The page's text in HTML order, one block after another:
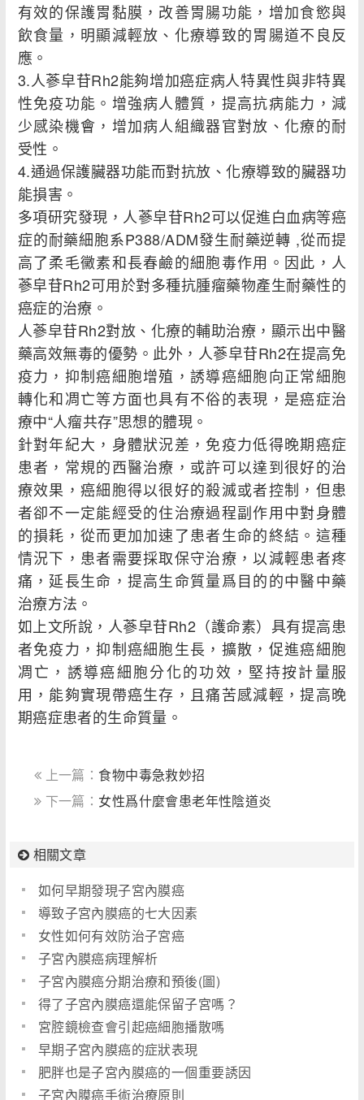
有效的保護胃黏膜，改善胃腸功能，增加食慾與
飲食量，明顯減輕放、化療導致的胃腸道不良反
應。
3.人蔘皁苷Rh2能夠增加癌症病人特異性與非特異
性免疫功能。增強病人體質，提高抗病能力，減
少感染機會，增加病人組織器官對放、化療的耐
受性。
4.通過保護臟器功能而對抗放、化療導致的臟器功
能損害。
多項研究發現，人蔘皁苷Rh2可以促進白血病等癌
症的耐藥細胞系P388/ADM發生耐藥逆轉 ,從而提
高了柔毛黴素和長春鹼的細胞毒作用。因此，人
蔘皁苷Rh2可用於對多種抗腫瘤藥物產生耐藥性的
癌症的治療。
人蔘皁苷Rh2對放、化療的輔助治療，顯示出中醫
藥高效無毒的優勢。此外，人蔘皁苷Rh2在提高免
疫力，抑制癌細胞增殖，誘導癌細胞向正常細胞
轉化和凋亡等方面也具有不俗的表現，是癌症治
療中“人瘤共存”思想的體現。
針對年紀大，身體狀況差，免疫力低得晚期癌症
患者，常規的西醫治療，或許可以達到很好的治
療效果，癌細胞得以很好的殺滅或者控制，但患
者卻不一定能經受的住治療過程副作用中對身體
的損耗，從而更加加速了患者生命的終結。這種
情況下，患者需要採取保守治療，以減輕患者疼
痛，延長生命，提高生命質量爲目的的中醫中藥
治療方法。
如上文所說，人蔘皁苷Rh2（護命素）具有提高患
者免疫力，抑制癌細胞生長，擴散，促進癌細胞
凋亡，誘導癌細胞分化的功效，堅持按計量服
用，能夠實現帶癌生存，且痛苦感減輕，提高晚
期癌症患者的生命質量。
上一篇： 食物中毒急救妙招
下一篇： 女性爲什麼會患老年性陰道炎
相關文章
如何早期發現子宮內膜癌
導致子宮內膜癌的七大因素
女性如何有效防治子宮癌
子宮內膜癌病理解析
子宮內膜癌分期治療和預後(圖)
得了子宮內膜癌還能保留子宮嗎？
宮腔鏡檢查會引起癌細胞播散嗎
早期子宮內膜癌的症狀表現
肥胖也是子宮內膜癌的一個重要誘因
子宮內膜癌手術治療原則